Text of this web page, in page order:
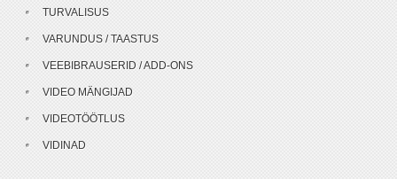
TURVALISUS
VARUNDUS / TAASTUS
VEEBIBRAUSERID / ADD-ONS
VIDEO MÄNGIJAD
VIDEOTÖÖTLUS
VIDINAD